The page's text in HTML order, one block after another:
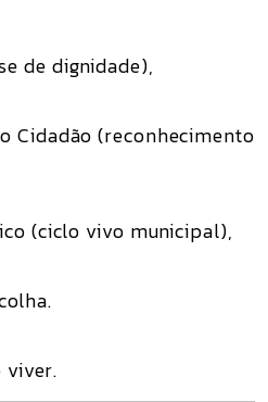
de dignidade),
Cidadão (reconhecimento
(ciclo vivo municipal),
viver.